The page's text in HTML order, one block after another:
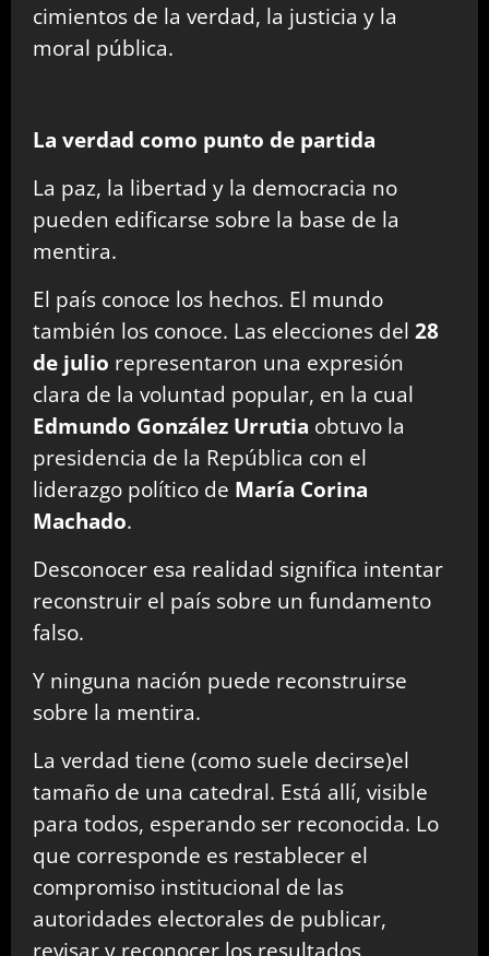
cimientos de la verdad, la justicia y la
moral pública.
La verdad como punto de partida
La paz, la libertad y la democracia no
pueden edificarse sobre la base de la
mentira.
El país conoce los hechos. El mundo
también los conoce. Las elecciones del 28
de julio representaron una expresión
clara de la voluntad popular, en la cual
Edmundo González Urrutia obtuvo la
presidencia de la República con el
liderazgo político de María Corina
Machado.
Desconocer esa realidad significa intentar
reconstruir el país sobre un fundamento
falso.
Y ninguna nación puede reconstruirse
sobre la mentira.
La verdad tiene (como suele decirse)el
tamaño de una catedral. Está allí, visible
para todos, esperando ser reconocida. Lo
que corresponde es restablecer el
compromiso institucional de las
autoridades electorales de publicar,
revisar y reconocer los resultados